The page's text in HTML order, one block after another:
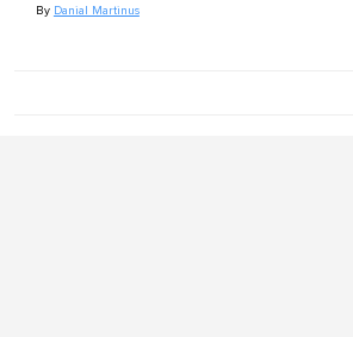
By Danial Martinus